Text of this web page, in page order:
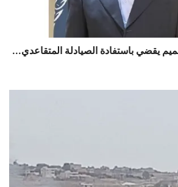
يقضي باستفادة الصيادلة المتقاعدي...